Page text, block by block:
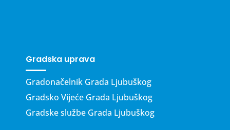
Gradska uprava
Gradonačelnik Grada Ljubuškog
Gradsko Vijeće Grada Ljubuškog
Gradske službe Grada Ljubuškog